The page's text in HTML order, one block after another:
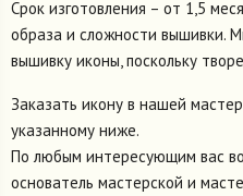
Срок изготовления – от 1,5
образа и сложности вышивки.
вышивку иконы, поскольку
Заказать икону в нашей
указанному ниже.
По любым интересующим вас
основатель мастерской и